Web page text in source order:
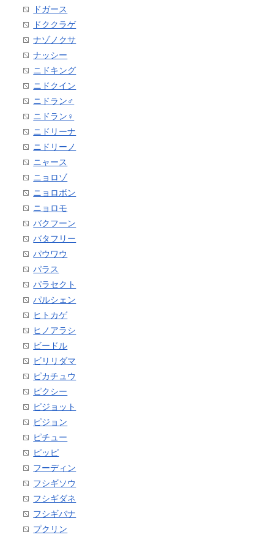
ドガース
ドククラゲ
ナゾノクサ
ナッシー
ニドキング
ニドクイン
ニドラン♂
ニドラン♀
ニドリーナ
ニドリーノ
ニャース
ニョロゾ
ニョロボン
ニョロモ
バクフーン
バタフリー
パウワウ
パラス
パラセクト
パルシェン
ヒトカゲ
ヒノアラシ
ビードル
ビリリダマ
ピカチュウ
ピクシー
ピジョット
ピジョン
ピチュー
ピッピ
フーディン
フシギソウ
フシギダネ
フシギバナ
プクリン